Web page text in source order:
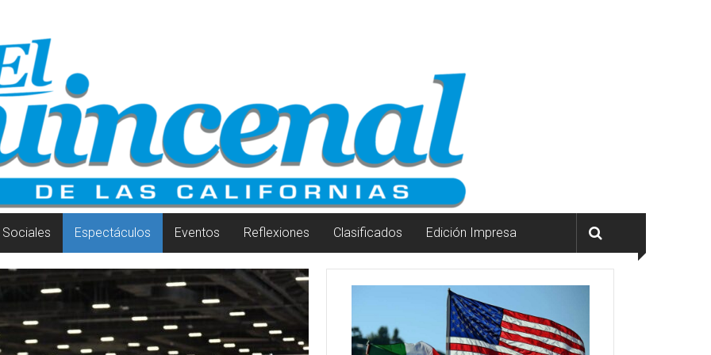
Sociales Espectáculos Eventos Reflexiones Clasificados Edición Impresa